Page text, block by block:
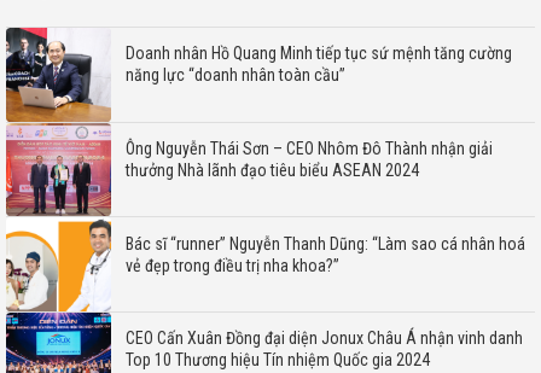
Doanh nhân Hồ Quang Minh tiếp tục sứ mệnh tăng cường
năng lực “doanh nhân toàn cầu”
Ông Nguyễn Thái Sơn – CEO Nhôm Đô Thành nhận giải
thưởng Nhà lãnh đạo tiêu biểu ASEAN 2024
Bác sĩ “runner” Nguyễn Thanh Dũng: “Làm sao cá nhân hoá
vẻ đẹp trong điều trị nha khoa?”
CEO Cấn Xuân Đồng đại diện Jonux Châu Á nhận vinh danh
Top 10 Thương hiệu Tín nhiệm Quốc gia 2024